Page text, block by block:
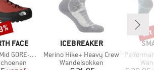
FACE
TEX
MERK
ICEBREAKER
Artikel
Merino Hike+ Heavy Crew
Productgroep
Wandelsokken
Artikel
Performance